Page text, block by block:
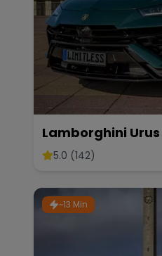
Lamborghini
Lambo SUV
5.0 (142)
~13 Min